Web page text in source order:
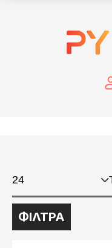
ΦΙΛΤΡΑ